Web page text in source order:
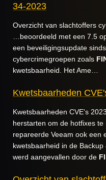
34-2023
Overzicht van slachtoffers
…beoordeeld met een 7.5
een beveiligingsupdate
cybercrimegroepen zoals
kwetsbaarheid. Het Ame…
Kwetsbaarheden
Kwetsbaarheden CVE's
herstarten om de hotfixes
repareerde Veeam ook een
kwetsbaarheid in de
werd aangevallen door de